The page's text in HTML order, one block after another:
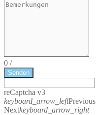
0 /
Senden
reCaptcha v3
keyboard_arrow_leftPrevious
Nextkeyboard_arrow_right